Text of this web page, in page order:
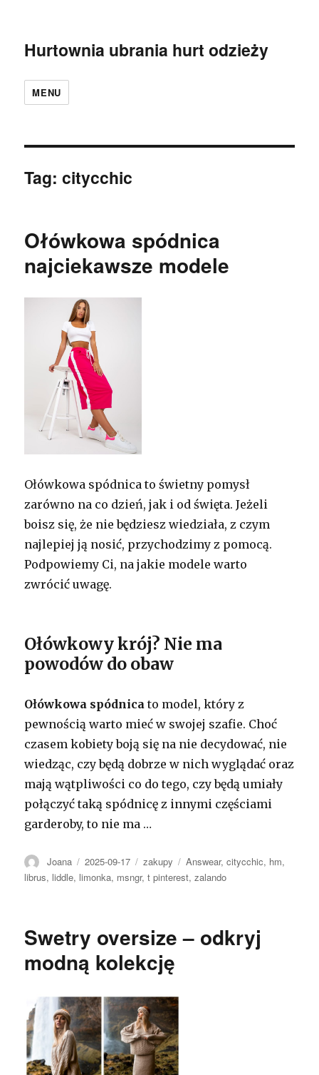
Hurtownia ubrania hurt odzieży
MENU
Tag:citycchic
Ołówkowa spódnica
najciekawsze modele
Ołówkowa spódnica to świetny pomysł
zarówno na co dzień, jak i od święta. Jeżeli
boisz się, że nie będziesz wiedziała, z czym
najlepiej ją nosić, przychodzimy z pomocą.
Podpowiemy Ci, na jakie modele warto
zwrócić uwagę.
Ołówkowy krój? Nie ma
powodów do obaw
Ołówkowa spódnica to model, który z
pewnością warto mieć w swojej szafie. Choć
czasem kobiety boją się na nie decydować, nie
wiedząc, czy będą dobrze w nich wyglądać oraz
mają wątpliwości co do tego, czy będą umiały
połączyć taką spódnicę z innymi częściami
garderoby, to nie ma …
Autor
Joana Opublikowano
2025-09-17 Kategorie
zakupy Tagi
Answear,citycchic, hm,
librus, liddle, limonka, msngr,t pinterest,zalando
Swetry oversize – odkryj
modną kolekcję